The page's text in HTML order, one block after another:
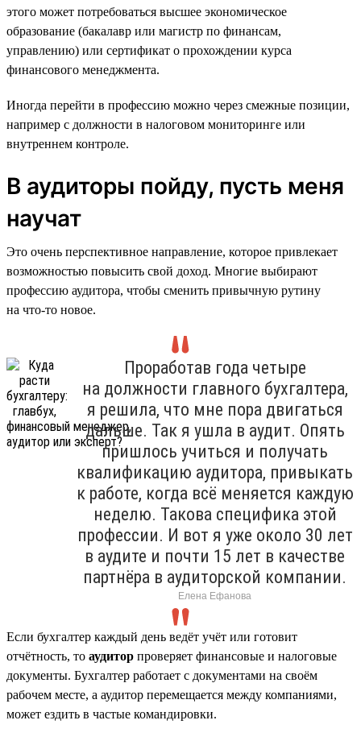
этого может потребоваться высшее экономическое
образование (бакалавр или магистр по финансам,
управлению) или сертификат о прохождении курса
финансового менеджмента.
Иногда перейти в профессию можно через смежные позиции,
например с должности в налоговом мониторинге или
внутреннем контроле.
В аудиторы пойду, пусть меня
научат
Это очень перспективное направление, которое привлекает
возможностью повысить свой доход. Многие выбирают
профессию аудитора, чтобы сменить привычную рутину
на что-то новое.
Проработав года четыре
на должности главного бухгалтера,
я решила, что мне пора двигаться
дальше. Так я ушла в аудит. Опять
пришлось учиться и получать
квалификацию аудитора, привыкать
к работе, когда всё меняется каждую
неделю. Такова специфика этой
профессии. И вот я уже около 30 лет
в аудите и почти 15 лет в качестве
партнёра в аудиторской компании.
Елена Ефанова
Если бухгалтер каждый день ведёт учёт или готовит
отчётность, то аудитор проверяет финансовые и налоговые
документы. Бухгалтер работает с документами на своём
рабочем месте, а аудитор перемещается между компаниями,
может ездить в частые командировки.